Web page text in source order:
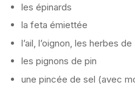
les épinards
la feta émiettée
l’ail, l’oignon, les herbes
les pignons de pin
une pincée de sel (avec